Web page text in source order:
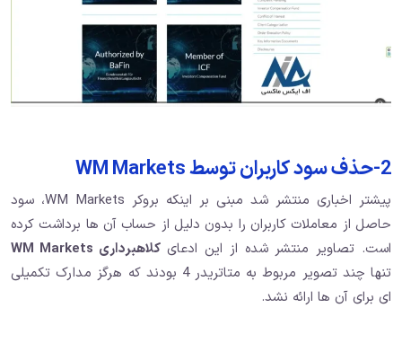
2-حذف سود کاربران توسط WM Markets
پیشتر اخباری منتشر شد مبنی بر اینکه بروکر WM Markets، سود
حاصل از معاملات کاربران را بدون دلیل از حساب آن ها برداشت کرده
است. تصاویر منتشر شده از این ادعایکلاهبرداری WM Markets
تنها چند تصویر مربوط به متاتریدر 4 بودند که هرگز مدارک تکمیلی
ای برای آن ها ارائه نشد.